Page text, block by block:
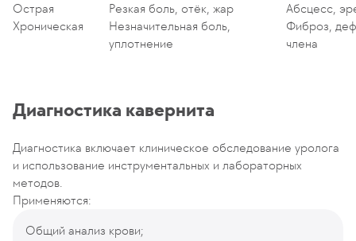
Острая Резкая боль, отёк, жар
Абсцесс,
Хроническая
Незначительная боль,
уплотнение
Фиброз,
члена
Диагностика кавернита
Диагностика включает клиническое обследование уролога
и использование инструментальных и лабораторных
методов.
Применяются:
Общий анализ крови;